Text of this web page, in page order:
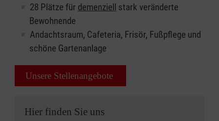
28 Plätze für demenziell stark veränderte
Bewohnende
Andachtsraum, Cafeteria, Frisör, Fußpflege und
schöne Gartenanlage
Unsere Stellenangebote
Hier finden Sie uns